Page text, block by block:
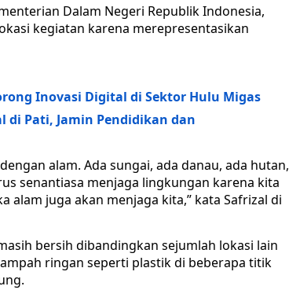
Dalam Negeri Republik Indonesia,
kegiatan karena merepresentasikan
Inovasi Digital di Sektor Hulu Migas
di Pati, Jamin Pendidikan dan
alam. Ada sungai, ada danau, ada hutan,
senantiasa menjaga lingkungan karena kita
alam juga akan menjaga kita,” kata Safrizal di
bersih dibandingkan sejumlah lokasi lain
ringan seperti plastik di beberapa titik